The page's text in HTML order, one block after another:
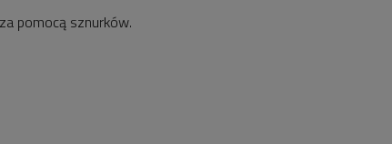
pomocą sznurków.